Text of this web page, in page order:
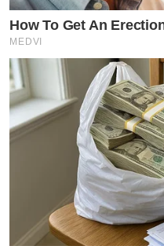
How To Get An
MEDVI